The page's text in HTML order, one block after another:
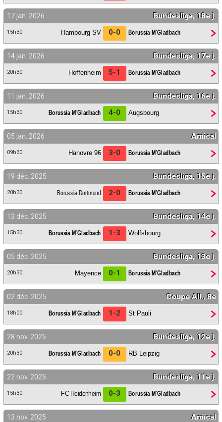
17 jan. 2026 Bundesliga, 18e j.
15h30 Hambourg SV 0-0 Borussia M'Gladbach
14 jan. 2026 Bundesliga, 17e j.
20h30 Hoffenheim 5-1 Borussia M'Gladbach
11 jan. 2026 Bundesliga, 16e j.
15h30 Borussia M'Gladbach 4-0 Augsbourg
05 jan. 2026 Amical
09h30 Hanovre 96 3-0 Borussia M'Gladbach
19 déc. 2025 Bundesliga, 15e j.
20h30 Borussia Dortmund 2-0 Borussia M'Gladbach
13 déc. 2025 Bundesliga, 14e j.
15h30 Borussia M'Gladbach 1-3 Wolfsbourg
05 déc. 2025 Bundesliga, 13e j.
20h30 Mayence 0-1 Borussia M'Gladbach
02 déc. 2025 Coupe All., 8e
18h00 Borussia M'Gladbach 1-2 St Pauli
28 nov. 2025 Bundesliga, 12e j.
20h30 Borussia M'Gladbach 0-0 RB Leipzig
22 nov. 2025 Bundesliga, 11e j.
15h30 FC Heidenheim 0-3 Borussia M'Gladbach
13 nov. 2025 Amical